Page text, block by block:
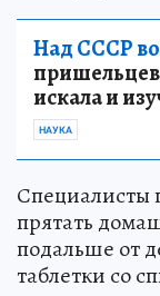
Над СССР
искала и
НАУКА
Специалисты
прятать
подальше от
таблетки со